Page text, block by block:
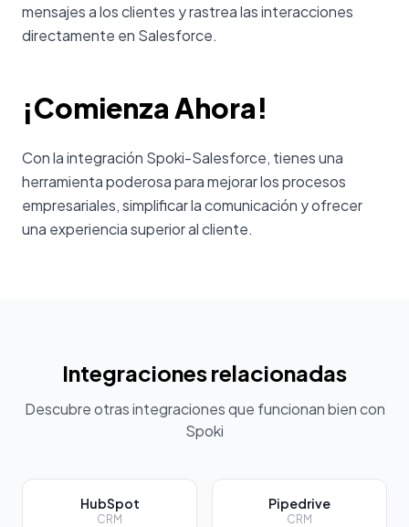
mensajes a los clientes y rastrea las interacciones
directamente en Salesforce.
¡Comienza Ahora!
Con la integración Spoki-Salesforce, tienes una
herramienta poderosa para mejorar los procesos
empresariales, simplificar la comunicación y ofrecer
una experiencia superior al cliente.
Integraciones relacionadas
Descubre otras integraciones que funcionan bien con
Spoki
HubSpot
CRM
Pipedrive
CRM